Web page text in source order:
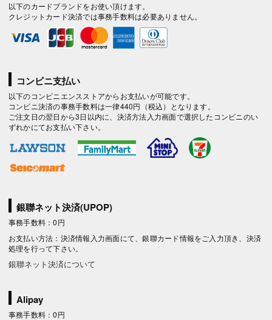
以下のカードブランドをお使い頂けます。
クレジットカード決済では事務手数料は必要ありません。
コンビニ支払い
以下のコンビニエンスストアからお支払いが可能です。
コンビニ決済の事務手数料は一律440円（税込）となります。
ご注文日の翌日から3日以内に、決済方法入力画面で選択したコンビニのい
ずれかにてお支払い下さい。
銀聯ネット決済(UPOP)
事務手数料：0円
お支払い方法：決済情報入力画面にて、銀聯カード情報をご入力頂き、決済
処理を行って下さい。
銀聯ネット決済について
Alipay
事務手数料：0円